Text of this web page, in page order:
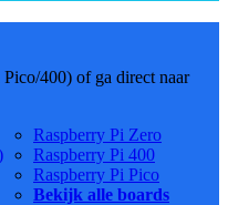
400) of ga direct naar
Raspberry Pi Zero
Raspberry Pi 400
Raspberry Pi Pico
Bekijk alle boards